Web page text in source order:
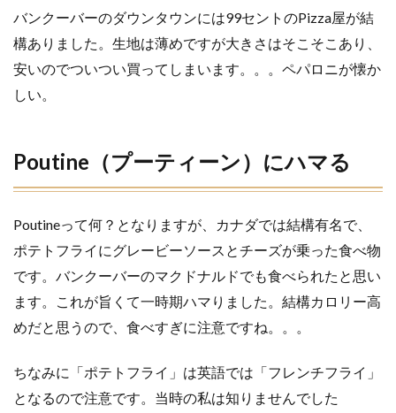
る
9
洗
物
干
10
とか
普通
没す
どそ
のう
ち見
バンクーバーのダウンタウンには99セントのPizza屋が結
構ありました。生地は薄めですが大きさはそこそこあり、
安いのでついつい買ってしまいます。。。ペパロニが懐か
しい。
Poutine（プーティーン）にハマる
Poutineって何？となりますが、カナダでは結構有名で、
ポテトフライにグレービーソースとチーズが乗った食べ物
です。バンクーバーのマクドナルドでも食べられたと思い
ます。これが旨くて一時期ハマりました。結構カロリー高
めだと思うので、食べすぎに注意ですね。。。
ちなみに「ポテトフライ」は英語では「フレンチフライ」
となるので注意です。当時の私は知りませんでした